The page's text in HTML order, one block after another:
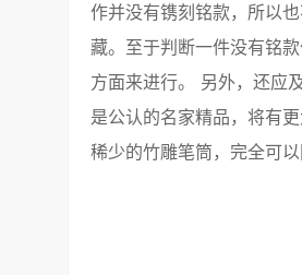
作并没有镌刻铭款，所以
藏。至于判断一件没有铭
方面来进行。 另外，还应
是公认的名家精品，将有
稀少的竹雕笔筒，完全可